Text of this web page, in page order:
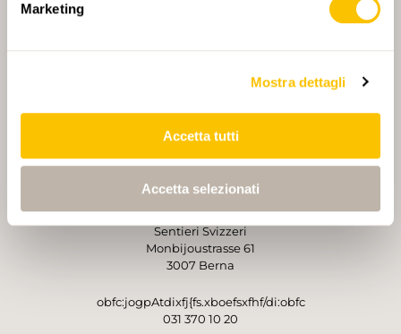
Marketing
Mostra dettagli
Accetta tutti
Accetta selezionati
PARTNER PRINCIPALE E PARTNER DI TRASPORTO
Sentieri Svizzeri
Monbijoustrasse 61
3007 Berna
obfc:jogpAtdixfj{fs.xboefsxfhf/di:obfc
031 370 10 20